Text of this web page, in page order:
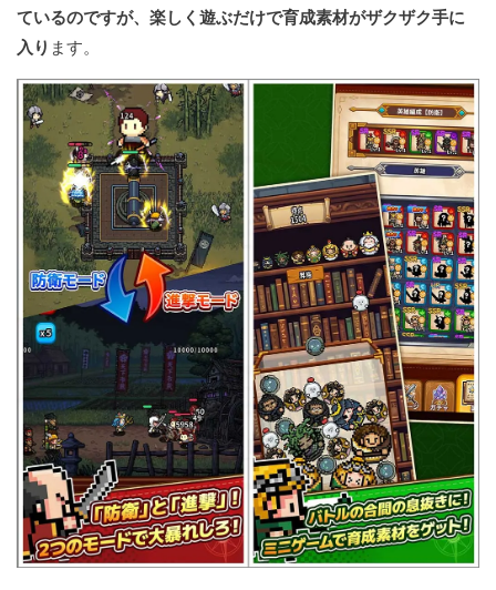
ているのですが、楽しく遊ぶだけで育成素材がザクザク手に
入り ます。